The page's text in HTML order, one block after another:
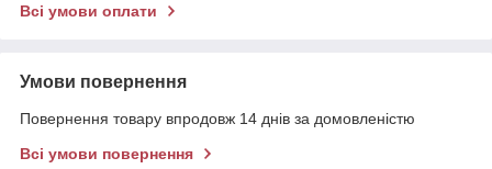
Всі умови оплати
Умови повернення
Повернення товару впродовж 14 днів за домовленістю
Всі умови повернення